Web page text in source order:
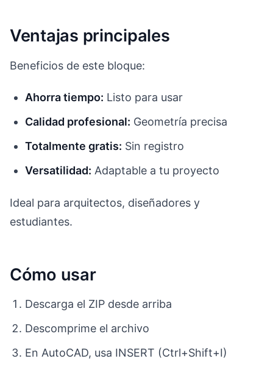
Ventajas principales
Beneficios de este bloque:
Ahorra tiempo: Listo para usar
Calidad profesional: Geometría precisa
Totalmente gratis: Sin registro
Versatilidad: Adaptable a tu proyecto
Ideal para arquitectos, diseñadores y
estudiantes.
Cómo usar
Descarga el ZIP desde arriba
Descomprime el archivo
En AutoCAD, usa INSERT (Ctrl+Shift+I)